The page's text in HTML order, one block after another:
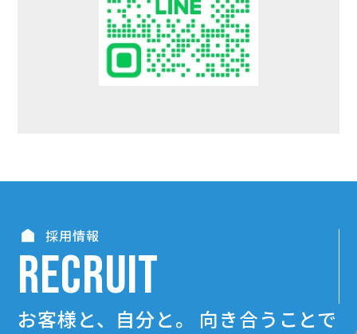
採用情報
RECRUIT
お客様と、自分と。
向き合うことで